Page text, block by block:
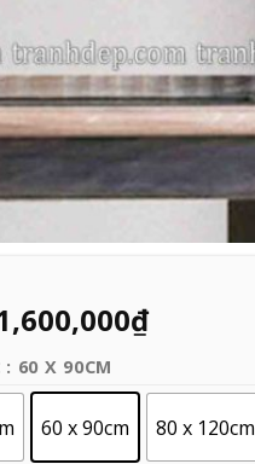
₫
: 60 X 90CM
60 x 90cm 80 x 120cm